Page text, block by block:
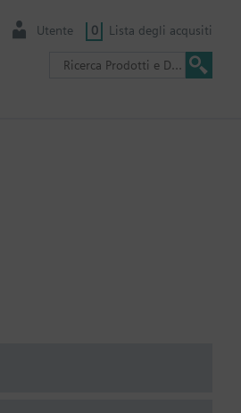
Utente 0 Lista degli acqusiti